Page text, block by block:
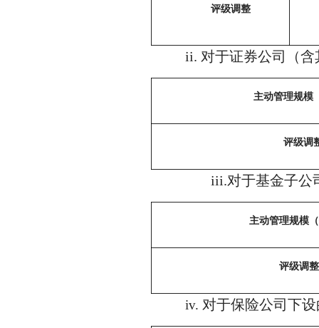
评级调整
ii. 对于证券公司（
主动管理规模
评级调
iii.对于基金子公
主动管理规模
评级调整
iv. 对于保险公司下